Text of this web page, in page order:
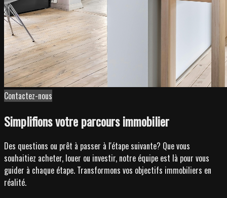
Contactez-nous
Simplifions votre parcours immobilier
Des questions ou prêt à passer à l'étape suivante? Que vous
souhaitiez acheter, louer ou investir, notre équipe est là pour vous
guider à chaque étape. Transformons vos objectifs immobiliers en
réalité.